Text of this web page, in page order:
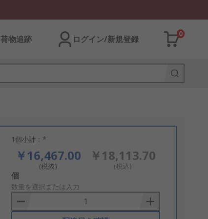
荷物追跡 ログイン/新規登録
0
1個小計：*
￥16,467.00
(税抜)
￥18,113.70
(税込)
Add
to
Basket
個
数量を選択または入力